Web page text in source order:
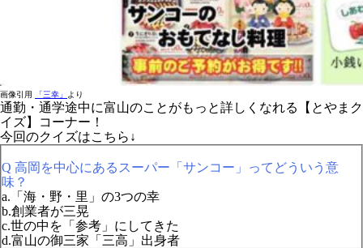
画像引用 「三幸」 より
通勤・通学途中に富山のことがもっと詳しくなれる【とやまク
イズ】コーナー！
今回のクイズはこちら↓
Q 高岡を中心にあるスーパー「サンコー」ってどういう意
味？
a.「海・野・里」の3つの幸
b.創業者が三晃
c.世の中を「参考」にしてきた
d.富山の御三家「三高」出身者